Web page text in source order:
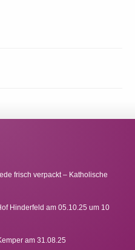
frisch verpackt – Katholische
Hinderfeld am 05.10.25 um 10
am 31.08.25